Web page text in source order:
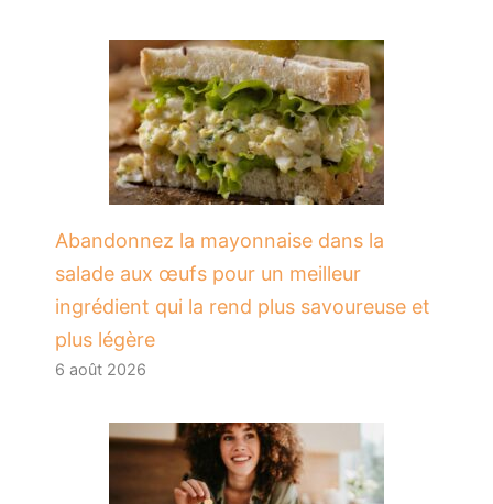
Abandonnez la mayonnaise dans la
salade aux œufs pour un meilleur
ingrédient qui la rend plus savoureuse et
plus légère
6 août 2026